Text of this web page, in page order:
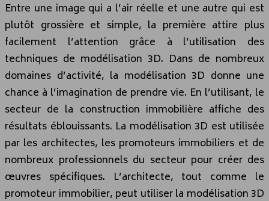
Entre une image qui a l’air réelle et une autre qui est
plutôt grossière et simple, la première attire plus
facilement l’attention grâce à l’utilisation des
techniques de modélisation 3D. Dans de nombreux
domaines d’activité, la modélisation 3D donne une
chance à l’imagination de prendre vie. En l’utilisant, le
secteur de la construction immobilière affiche des
résultats éblouissants. La modélisation 3D est utilisée
par les architectes, les promoteurs immobiliers et de
nombreux professionnels du secteur pour créer des
œuvres spécifiques. L’architecte, tout comme le
promoteur immobilier, peut utiliser la modélisation 3D